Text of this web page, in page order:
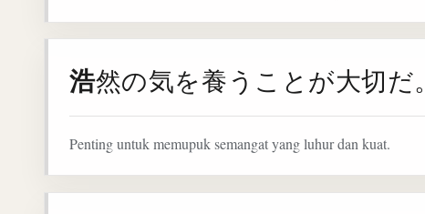
浩然の気を養うことが大切だ。
Penting untuk memupuk semangat yang luhur dan kuat.